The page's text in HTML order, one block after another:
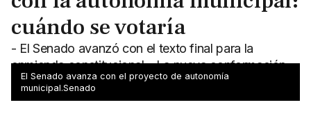
cuándo se votaría
- El Senado avanzó con el texto final para la
enmienda constitucional - La nueva conformación
votará el avance para la autonomía municipal
El Senado avanza con el proyecto de autonomía
municipal.Senado